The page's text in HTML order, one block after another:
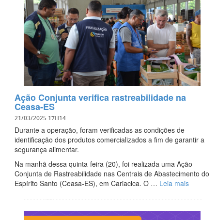
Ação Conjunta verifica rastreabilidade na
Ceasa-ES
21/03/2025 17H14
Durante a operação, foram verificadas as condições de
identificação dos produtos comercializados a fim de garantir a
segurança alimentar.
Na manhã dessa quinta-feira (20), foi realizada uma Ação
Conjunta de Rastreabilidade nas Centrais de Abastecimento do
Espírito Santo (Ceasa-ES), em Cariacica. O … Leia mais